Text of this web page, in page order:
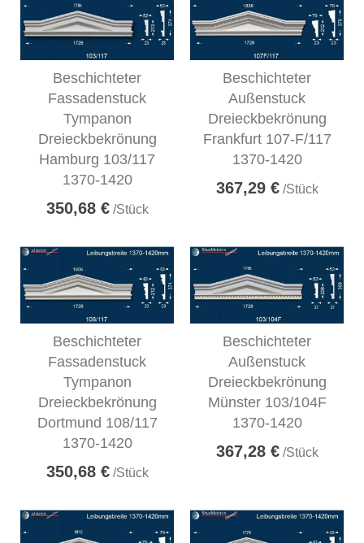
Beschichteter
Fassadenstuck
Tympanon
Dreieckbekrönung
Hamburg 103/117
1370-1420
350,68 €/Stück
Beschichteter
Außenstuck
Dreieckbekrönung
Frankfurt 107-F/117
1370-1420
367,29 €/Stück
Beschichteter
Fassadenstuck
Tympanon
Dreieckbekrönung
Dortmund 108/117
1370-1420
350,68 €/Stück
Beschichteter
Außenstuck
Dreieckbekrönung
Münster 103/104F
1370-1420
367,28 €/Stück